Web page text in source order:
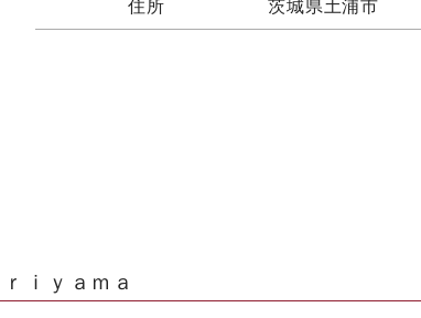
住所 茨城県土浦市
ｉｙａｍａ